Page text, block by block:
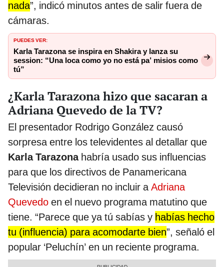
nada”, indicó minutos antes de salir fuera de
cámaras.
PUEDES VER:
Karla Tarazona se inspira en Shakira y lanza su
session: “Una loca como yo no está pa’ misios como
tú”
¿Karla Tarazona hizo que sacaran a
Adriana Quevedo de la TV?
El presentador Rodrigo González causó
sorpresa entre los televidentes al detallar que
Karla Tarazonahabría usado sus influencias
para que los directivos de Panamericana
Televisión decidieran no incluir aAdriana
Quevedo en el nuevo programa matutino que
tiene. “Parece que ya tú sabías y habías hecho
tu (influencia) para acomodarte bien”, señaló el
popular ‘Peluchín’ en un reciente programa.